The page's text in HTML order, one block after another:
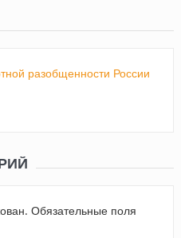
разобщенности России
Обязательные поля